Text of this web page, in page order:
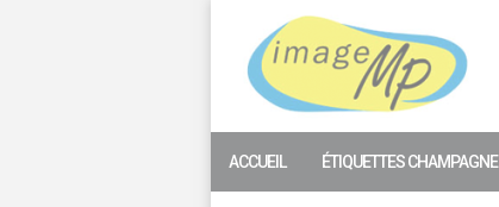
ACCUEIL ÉTIQUETTES CHAMPAGNE